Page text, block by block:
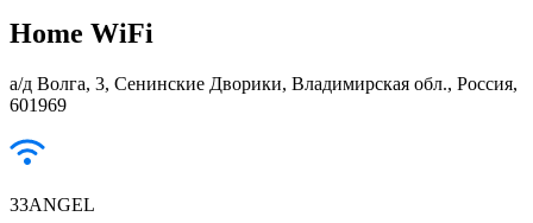
Home WiFi
а/д Волга, 3, Сенинские Дворики, Владимирская обл., Россия,
601969
33ANGEL